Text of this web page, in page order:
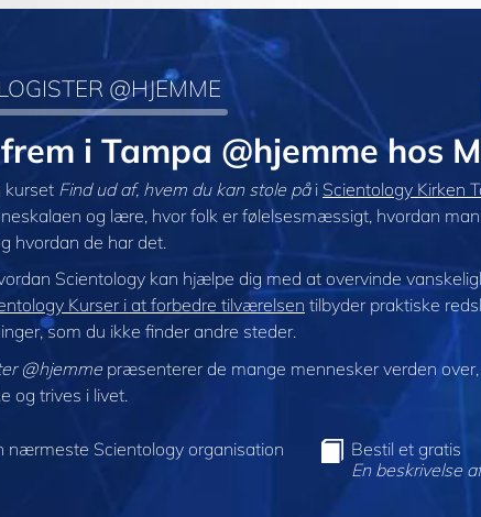
@HJEMME
i Tampa @hjemme hos
kurset Find ud af, hvem du kan stole påi Scientology Kirken
og lære, hvor folk er følelsesmæssigt, hvordan
hvordan de har det.
Scientology kan hjælpe dig med at overvinde
Kurser i at forbedre tilværelsen tilbyder praktiske
som du ikke finder andre steder.
@hjemmepræsenterer de mange mennesker verden
og trives i livet.
nærmeste Scientology organisation
Bestil et gratis
En beskrivelse